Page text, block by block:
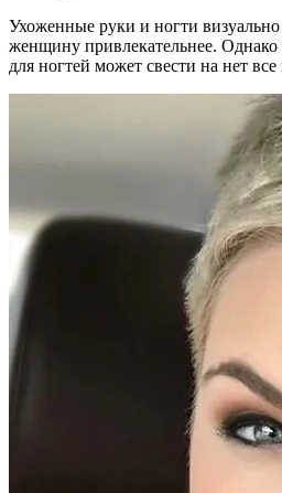
Ухоженные руки и ногти
женщину привлекательнее.
для ногтей может свести на нет